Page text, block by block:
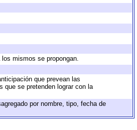
mismos se propongan.
que prevean las
que se pretenden lograr con la
por nombre, tipo, fecha de